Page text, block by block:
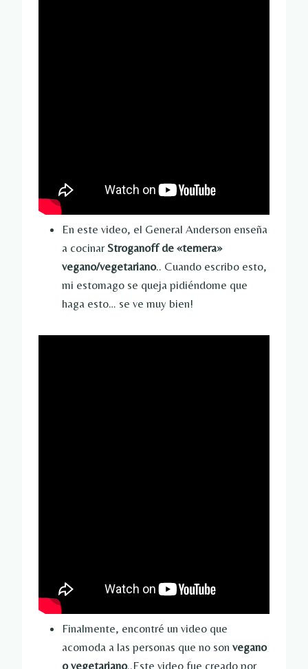
En este video, el General Anderson enseña
a cocinar Stroganoff de «ternera»
vegano/vegetariano.. Cuando escribo esto,
mi estomago se queja pidiéndome que
haga esto… se ve muy bien!
Finalmente, encontré un video que
acomoda a las personas que no son vegano
o vegetariano..Este video fue creado por